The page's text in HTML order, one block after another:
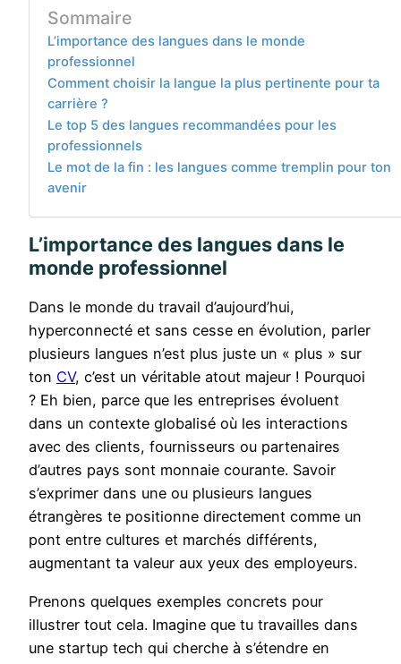
Sommaire
L’importance des langues dans le monde
professionnel
Comment choisir la langue la plus pertinente pour ta
carrière ?
Le top 5 des langues recommandées pour les
professionnels
Le mot de la fin : les langues comme tremplin pour ton
avenir
L’importance des langues dans le
monde professionnel
Dans le monde du travail d’aujourd’hui,
hyperconnecté et sans cesse en évolution, parler
plusieurs langues n’est plus juste un « plus » sur
ton CV, c’est un véritable atout majeur ! Pourquoi
? Eh bien, parce que les entreprises évoluent
dans un contexte globalisé où les interactions
avec des clients, fournisseurs ou partenaires
d’autres pays sont monnaie courante. Savoir
s’exprimer dans une ou plusieurs langues
étrangères te positionne directement comme un
pont entre cultures et marchés différents,
augmentant ta valeur aux yeux des employeurs.
Prenons quelques exemples concrets pour
illustrer tout cela. Imagine que tu travailles dans
une startup tech qui cherche à s’étendre en